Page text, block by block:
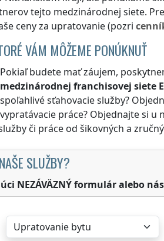
tejto medzinárodnej siete.
ceny za upratovanie (pozri
VÁM MÔŽEME PONÚKNUŤ
Pokiaľ budete mať záujem,
medzinárodnej franchisovej siete
spoľahlivé sťahovacie služby?
vypratávacie práce? Objednajte si u
či práce od šikovných a
SLUŽBY?
NEZÁVÄZNÝ formulár alebo